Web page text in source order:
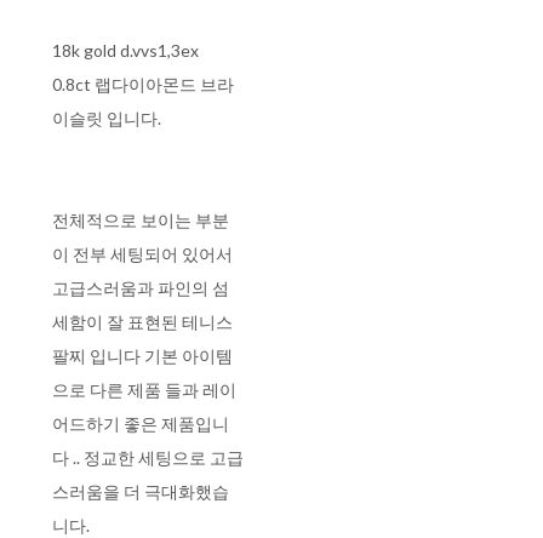
18k gold d.vvs1,3ex
0.8ct 랩다이아몬드 브라
이슬릿 입니다.
전체적으로 보이는 부분
이 전부 세팅되어 있어서
고급스러움과 파인의 섬
세함이 잘 표현된 테니스
팔찌 입니다 기본 아이템
으로 다른 제품 들과 레이
어드하기 좋은 제품입니
다 .. 정교한 세팅으로 고급
스러움을 더 극대화했습
니다.